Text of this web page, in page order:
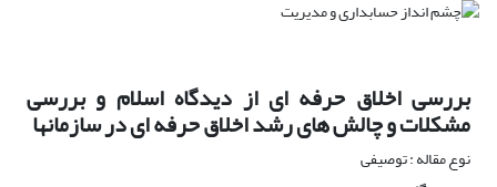
بررسی اخلاق حرفه ای از دیدگاه اسلام و بررسی
مشکلات و چالش های رشد اخلاق حرفه ای در سازمانها
نوع مقاله : توصیفی